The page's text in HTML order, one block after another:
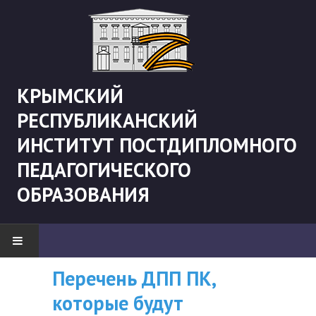
КРЫМСКИЙ
РЕСПУБЛИКАНСКИЙ
ИНСТИТУТ ПОСТДИПЛОМНОГО
ПЕДАГОГИЧЕСКОГО
ОБРАЗОВАНИЯ
НОВОСТИ
"Боевая" русистика
ВНИМАНИЮ
СЛУШАТЕЛЕЙ, У
Перечень ДПП ПК,
которые будут